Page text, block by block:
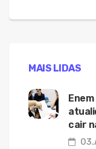
MAIS LIDAS
cair